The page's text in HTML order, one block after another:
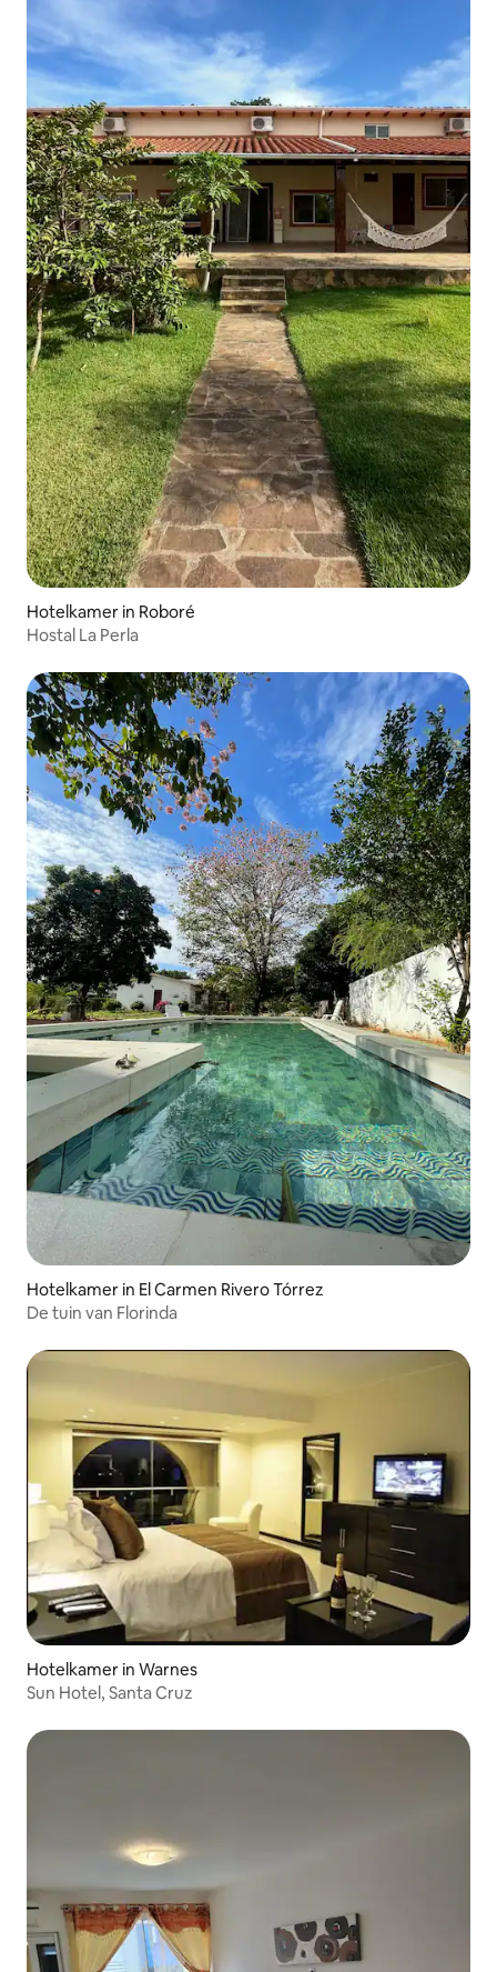
Hotelkamer in Roboré
Hostal La Perla
Hotelkamer in El Carmen Rivero Tórrez
De tuin van Florinda
Hotelkamer in Warnes
Sun Hotel, Santa Cruz